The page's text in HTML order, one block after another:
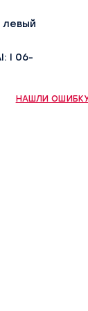
левый
I 06-
НАШЛИ